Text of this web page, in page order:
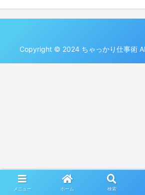
Copyright © 2024 ちゃっかり仕事術
メニュー ホーム 検索